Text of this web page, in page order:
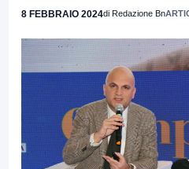
8 FEBBRAIO 2024di Redazione Bn